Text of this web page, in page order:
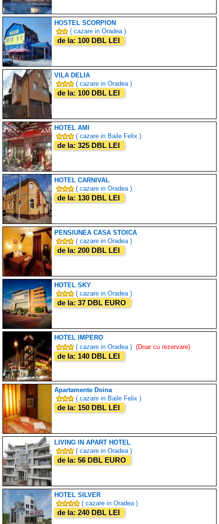
HOSTEL SCORPION
( cazare in Oradea )
de la: 100 DBL LEI
VILA DELIA
( cazare in Oradea )
de la: 100 DBL LEI
HOTEL AMI
( cazare in Baile Felix )
de la: 325 DBL LEI
HOTEL CARNIVAL
( cazare in Oradea )
de la: 130 DBL LEI
PENSIUNEA CASA STOICA
( cazare in Oradea )
de la: 200 DBL LEI
HOTEL SKY
( cazare in Oradea )
de la: 37 DBL EURO
HOTEL IMPERO
( cazare in Oradea ) (Doar cu rezervare)
de la: 140 DBL LEI
Apartamente Doina
( cazare in Baile Felix )
de la: 150 DBL LEI
LIVING IN APART HOTEL
( cazare in Oradea )
de la: 56 DBL EURO
HOTEL SILVER
( cazare in Oradea )
de la: 240 DBL LEI